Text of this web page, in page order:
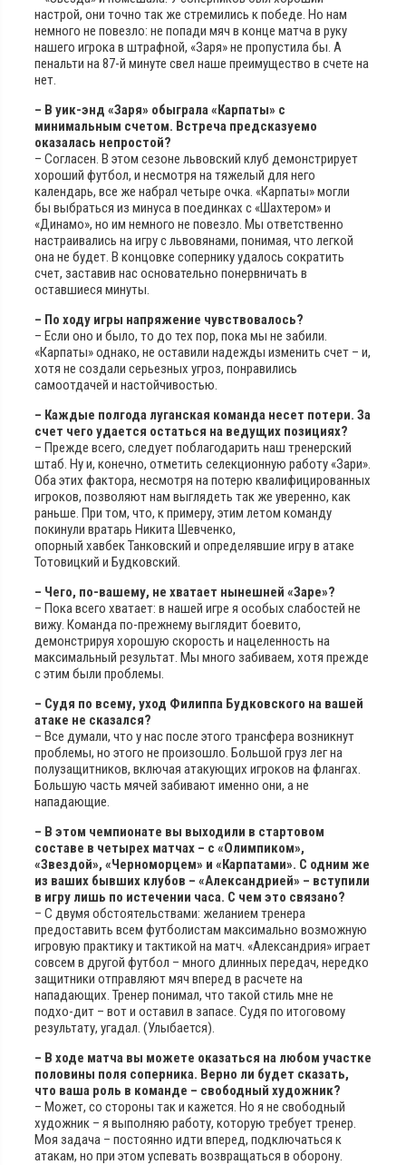
настрой, они точно так же стремились к победе. Но нам
немного не повезло: не попади мяч в конце матча в руку
нашего игрока в штрафной, «Заря» не пропустила бы. А
пенальти на 87-й минуте свел наше преимущество в счете на
нет.
– В уик-энд «Заря» обыграла «Карпаты» с
минимальным счетом. Встреча предсказуемо
оказалась непростой?
– Согласен. В этом сезоне львовский клуб демонстрирует
хороший футбол, и несмотря на тяжелый для него
календарь, все же набрал четыре очка. «Карпаты» могли
бы выбраться из минуса в поединках с «Шахтером» и
«Динамо», но им немного не повезло. Мы ответственно
настраивались на игру с львовянами, понимая, что легкой
она не будет. В концовке сопернику удалось сократить
счет, заставив нас основательно понервничать в
оставшиеся минуты.
– По ходу игры напряжение чувствовалось?
– Если оно и было, то до тех пор, пока мы не забили.
«Карпаты» однако, не оставили надежды изменить счет – и,
хотя не создали серьезных угроз, понравились
самоотдачей и настойчивостью.
– Каждые полгода луганская команда несет потери. За
счет чего удается остаться на ведущих позициях?
– Прежде всего, следует поблагодарить наш тренерский
штаб. Ну и, конечно, отметить селекционную работу «Зари».
Оба этих фактора, несмотря на потерю квалифицированных
игроков, позволяют нам выглядеть так же уверенно, как
раньше. При том, что, к примеру, этим летом команду
покинули вратарь Никита Шевченко,
опорный хавбек Танковский и определявшие игру в атаке
Тотовицкий и Будковский.
– Чего, по-вашему, не хватает нынешней «Заре»?
– Пока всего хватает: в нашей игре я особых слабостей не
вижу. Команда по-прежнему выглядит боевито,
демонстрируя хорошую скорость и нацеленность на
максимальный результат. Мы много забиваем, хотя прежде
с этим были проблемы.
– Судя по всему, уход Филиппа Будковского на вашей
атаке не сказался?
– Все думали, что у нас после этого трансфера возникнут
проблемы, но этого не произошло. Большой груз лег на
полузащитников, включая атакующих игроков на флангах.
Большую часть мячей забивают именно они, а не
нападающие.
– В этом чемпионате вы выходили в стартовом
составе в четырех матчах – с «Олимпиком»,
«Звездой», «Черноморцем» и «Карпатами». С одним же
из ваших бывших клубов – «Александрией» – вступили
в игру лишь по истечении часа. С чем это связано?
– С двумя обстоятельствами: желанием тренера
предоставить всем футболистам максимально возможную
игровую практику и тактикой на матч. «Александрия» играет
совсем в другой футбол – много длинных передач, нередко
защитники отправляют мяч вперед в расчете на
нападающих. Тренер понимал, что такой стиль мне не
подхо-дит – вот и оставил в запасе. Судя по итоговому
результату, угадал. (Улыбается).
– В ходе матча вы можете оказаться на любом участке
половины поля соперника. Верно ли будет сказать,
что ваша роль в команде – свободный художник?
– Может, со стороны так и кажется. Но я не свободный
художник – я выполняю работу, которую требует тренер.
Моя задача – постоянно идти вперед, подключаться к
атакам, но при этом успевать возвращаться в оборону.